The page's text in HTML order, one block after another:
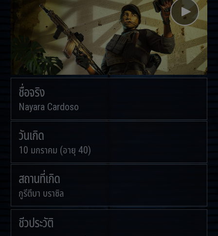
ชื่อจริง
Nayara Cardoso
วันเกิด
10 มกราคม (อายุ 40)
สถานที่เกิด
กูรีตีบา บราซิล
ชีวประวัติ